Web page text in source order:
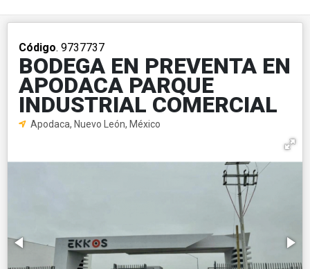
Código. 9737737
BODEGA EN PREVENTA EN
APODACA PARQUE
INDUSTRIAL COMERCIAL
Apodaca, Nuevo León, México